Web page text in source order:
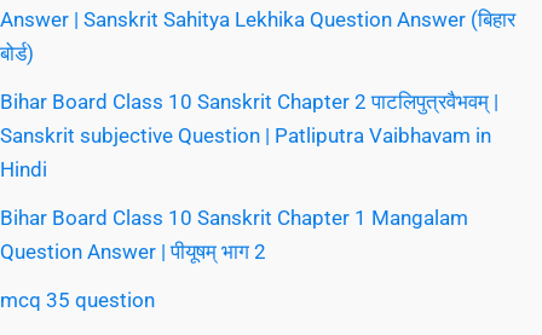
Answer | Sanskrit Sahitya Lekhika Question Answer (बिहार
बोर्ड)
Bihar Board Class 10 Sanskrit Chapter 2 पाटलिपुत्रवैभवम् |
Sanskrit subjective Question | Patliputra Vaibhavam in
Hindi
Bihar Board Class 10 Sanskrit Chapter 1 Mangalam
Question Answer | पीयूषम् भाग 2
mcq 35 question